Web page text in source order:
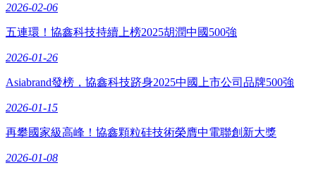
2026-02-06
五連環！協鑫科技持續上榜2025胡潤中國500強
2026-01-26
Asiabrand發榜，協鑫科技跻身2025中國上市公司品牌500強
2026-01-15
再攀國家級高峰！協鑫顆粒硅技術榮膺中電聯創新大獎
2026-01-08